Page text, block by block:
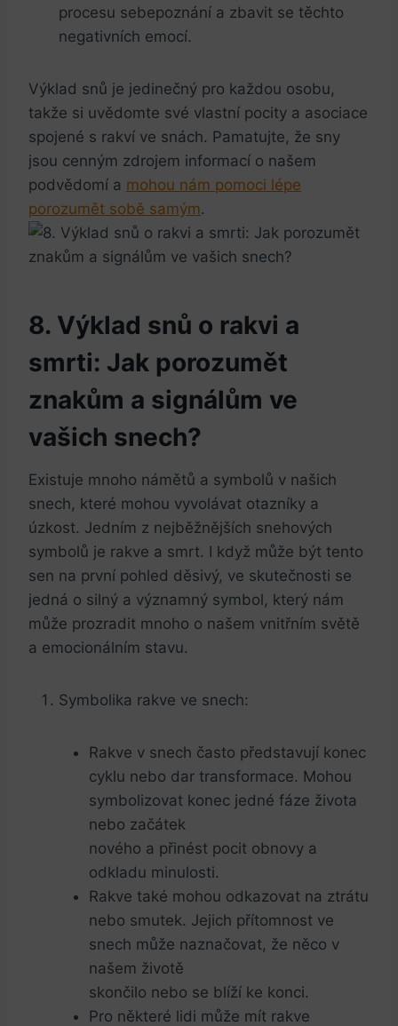
procesu sebepoznání a zbavit se těchto
negativních emocí.
Výklad snů je jedinečný pro ‌každou osobu,
takže si uvědomte své vlastní pocity​ a ⁣asociace
spojené s ‍rakví ve ⁤snách. Pamatujte, že sny
jsou cenným zdrojem informací o našem
podvědomí a mohou nám pomoci⁣ lépe
porozumět‌ sobě samým.
8. Výklad snů o‌ rakvi a
smrti: Jak porozumět
znakům a signálům ⁤ve⁢
vašich snech?
Existuje mnoho námětů a symbolů v našich
snech, které mohou vyvolávat otazníky a
úzkost. Jedním z nejběžnějších snehových
symbolů je‌ rakve a​ smrt. ⁢I když může být tento
sen na první pohled děsivý, ve skutečnosti se ​
jedná o silný a významný symbol, který nám
může prozradit ⁢mnoho⁢ o našem vnitřním světě
a emocionálním stavu.
Symbolika rakve ve snech:
Rakve⁣ v snech často představují konec
⁤cyklu nebo dar transformace. Mohou
symbolizovat ‍konec ‍jedné fáze života
nebo ‍začátek
nového a⁣ přinést pocit obnovy a
odkladu minulosti.
Rakve také mohou odkazovat na ztrátu
nebo smutek. Jejich přítomnost ve
snech může naznačovat, že něco v
našem životě
skončilo nebo se blíží ke konci.
Pro některé lidi může mít rakve